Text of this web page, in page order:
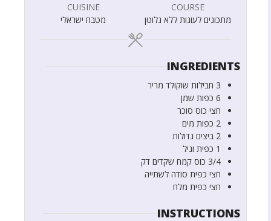
COURSE
מתכונים לעוגות ללא גלוטן
CUISINE
מטבח ישראלי
INGREDIENTS
3 חבילות שוקולד מריר
6 כפות שמן
חצי כוס סוכר
2 כפות מים
2 ביצים גדולות
1 כפית וניל
3/4 כוס קמח שקדים דק
חצי כפית סודה לשתייה
חצי כפית מלח
INSTRUCTIONS